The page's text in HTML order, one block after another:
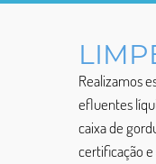
Realizamos
efluentes
caixa de
certificação